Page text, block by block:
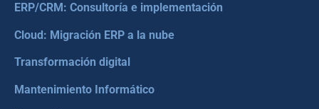
ERP/CRM: Consultoría e implementación
Cloud: Migración ERP a la nube
Transformación digital
Mantenimiento Informático